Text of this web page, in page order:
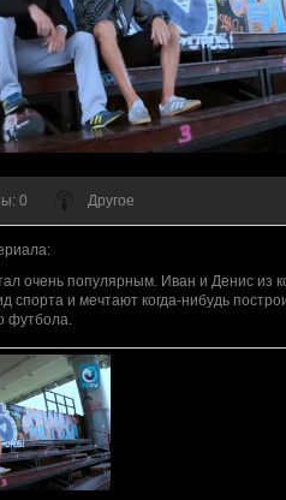
: 0 Другое
:
очень популярным. Иван и Денис из
спорта и мечтают когда-нибудь
футбола.